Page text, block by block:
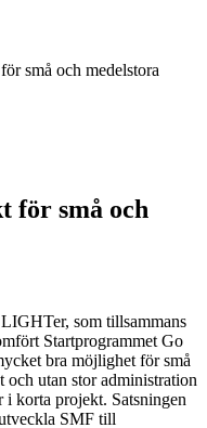
små och medelstora
för små och
som tillsammans
Startprogrammet Go
bra möjlighet för små
och utan stor administration
korta projekt. Satsningen
SMF till